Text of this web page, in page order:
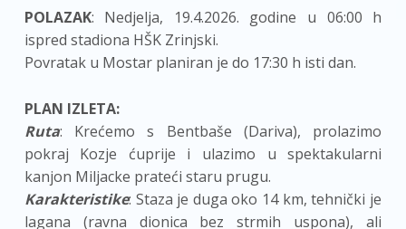
POLAZAK: Nedjelja, 19.4.2026. godine u 06:00 h
ispred stadiona HŠK Zrinjski.
Povratak u Mostar planiran je do 17:30 h isti dan.
PLAN IZLETA:
Ruta: Krećemo s Bentbaše (Dariva), prolazimo
pokraj Kozje ćuprije i ulazimo u spektakularni
kanjon Miljacke prateći staru prugu.
Karakteristike: Staza je duga oko 14 km, tehnički je
lagana (ravna dionica bez strmih uspona), ali